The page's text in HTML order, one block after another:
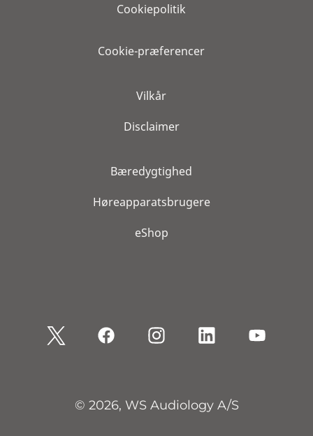
Cookiepolitik
Cookie-præferencer
Vilkår
Disclaimer
Bæredygtighed
Høreapparatsbrugere
eShop
© 2026, WS Audiology A/S